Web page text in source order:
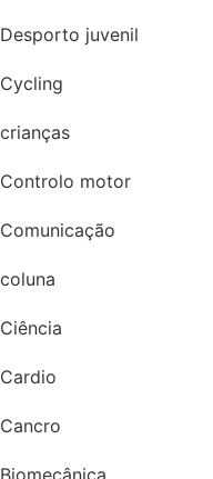
Desporto juvenil
Cycling
crianças
Controlo motor
Comunicação
coluna
Ciência
Cardio
Cancro
Biomecânica